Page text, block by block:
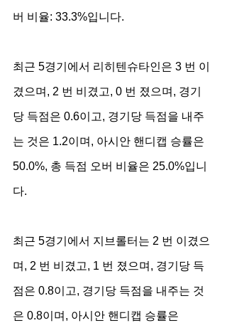
버 비율: 33.3%입니다.
최근 5경기에서 리히텐슈타인은 3 번 이
겼으며, 2 번 비겼고, 0 번 졌으며, 경기
당 득점은 0.6이고, 경기당 득점을 내주
는 것은 1.2이며, 아시안 핸디캡 승률은
50.0%, 총 득점 오버 비율은 25.0%입니
다.
최근 5경기에서 지브롤터는 2 번 이겼으
며, 2 번 비겼고, 1 번 졌으며, 경기당 득
점은 0.8이고, 경기당 득점을 내주는 것
은 0.8이며, 아시안 핸디캡 승률은